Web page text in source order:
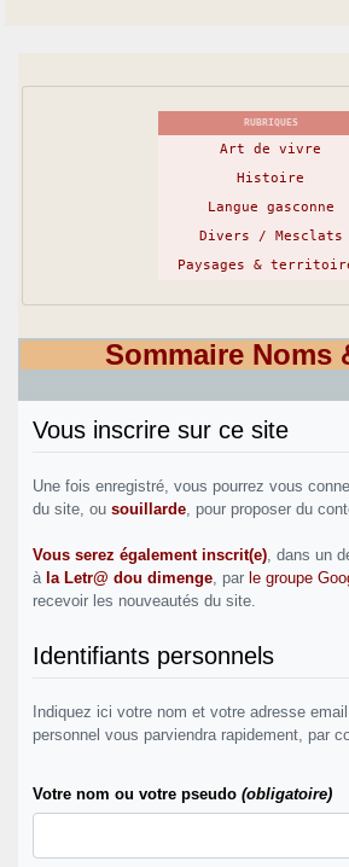
RUBRIQUES
Art de vivre
Histoire
Langue gasconne
Divers / Mesclats
Paysages &
Sommaire Noms
Vous inscrire sur ce site
Une fois enregistré, vous pourrez vous
du site, ou souillarde , pour proposer du
Vous serez également inscrit(e) , dans un
à la Letr@ dou dimenge , par le groupe
recevoir les nouveautés du site.
Identifiants personnels
Indiquez ici votre nom et votre adresse
personnel vous parviendra rapidement, par
Votre nom ou votre pseudo (obligatoire)